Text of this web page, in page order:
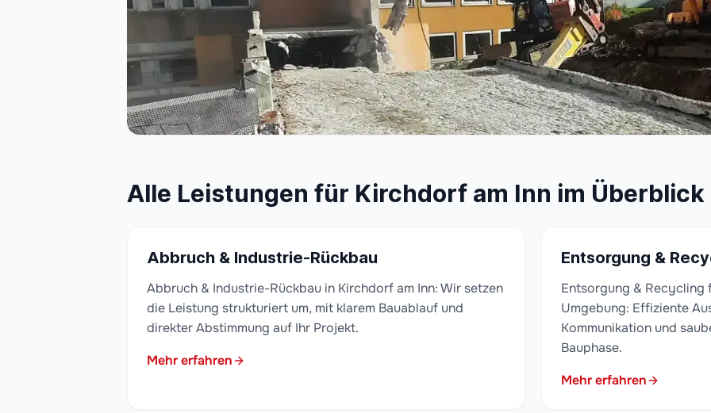
Alle Leistungen für Kirchdorf am Inn im Überblick
Abbruch & Industrie-Rückbau
Abbruch & Industrie-Rückbau in Kirchdorf am Inn: Wir setzen
die Leistung strukturiert um, mit klarem Bauablauf und
direkter Abstimmung auf Ihr Projekt.
Mehr erfahren
Entsorgung &
Entsorgung & Recycling
Umgebung: Effiziente
Kommunikation und
Bauphase.
Mehr erfahren